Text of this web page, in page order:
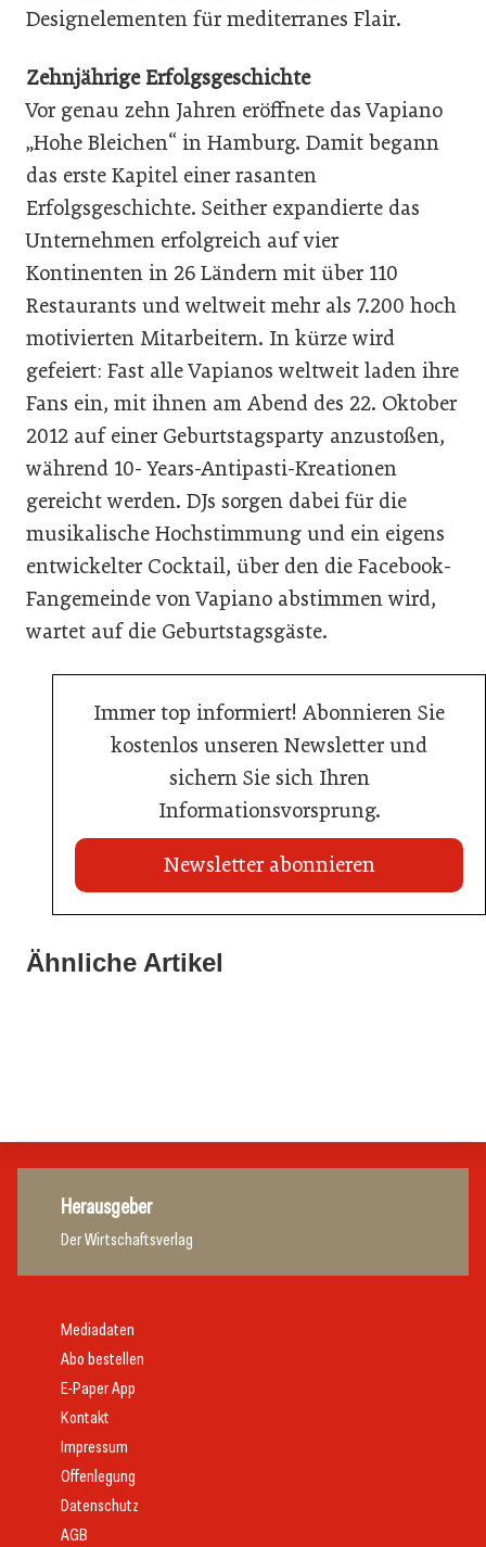
Designelementen für mediterranes Flair.
Zehnjährige Erfolgsgeschichte
Vor genau zehn Jahren eröffnete das Vapiano
„Hohe Bleichen“ in Hamburg. Damit begann
das erste Kapitel einer rasanten
Erfolgsgeschichte. Seither expandierte das
Unternehmen erfolgreich auf vier
Kontinenten in 26 Ländern mit über 110
Restaurants und weltweit mehr als 7.200 hoch
motivierten Mitarbeitern. In kürze wird
gefeiert: Fast alle Vapianos weltweit laden ihre
Fans ein, mit ihnen am Abend des 22. Oktober
2012 auf einer Geburtstagsparty anzustoßen,
während 10- Years-Antipasti-Kreationen
gereicht werden. DJs sorgen dabei für die
musikalische Hochstimmung und ein eigens
entwickelter Cocktail, über den die Facebook-
Fangemeinde von Vapiano abstimmen wird,
wartet auf die Geburtstagsgäste.
Immer top informiert! Abonnieren Sie
kostenlos unseren Newsletter und
sichern Sie sich Ihren
Informationsvorsprung.
Newsletter abonnieren
Ähnliche Artikel
War die Fußball-WM 2026 für Ihren Betrieb ein
21. Juli 2026
Stipendium für Nachwuchstalent in der Wiener
Herausgeber
Der Wirtschaftsverlag
Mediadaten
Abo bestellen
E-Paper App
Kontakt
Impressum
Offenlegung
Datenschutz
AGB